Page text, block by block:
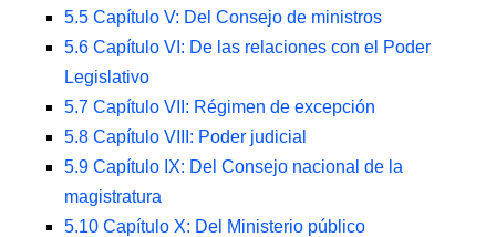
5.5 Capítulo V: Del Consejo de ministros
5.6 Capítulo VI: De las relaciones con el Poder
Legislativo
5.7 Capítulo VII: Régimen de excepción
5.8 Capítulo VIII: Poder judicial
5.9 Capítulo IX: Del Consejo nacional de la
magistratura
5.10 Capítulo X: Del Ministerio público